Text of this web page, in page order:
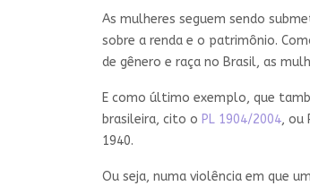
As mulheres seguem sendo
sobre a renda e o patrimônio.
de gênero e raça no Brasil, as
E como último exemplo, que
brasileira, cito o PL 1904/2004, ou
1940.
Ou seja, numa violência em que